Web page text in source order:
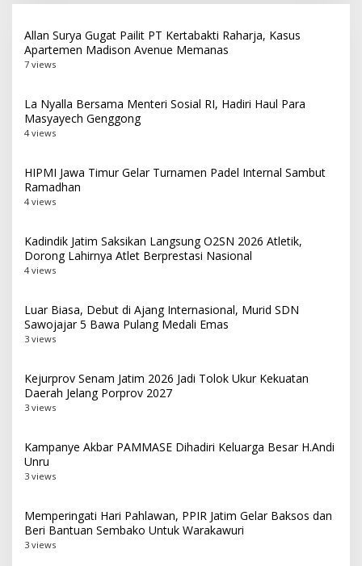
Allan Surya Gugat Pailit PT Kertabakti Raharja, Kasus
Apartemen Madison Avenue Memanas
7 views
La Nyalla Bersama Menteri Sosial RI, Hadiri Haul Para
Masyayech Genggong
4 views
HIPMI Jawa Timur Gelar Turnamen Padel Internal Sambut
Ramadhan
4 views
Kadindik Jatim Saksikan Langsung O2SN 2026 Atletik,
Dorong Lahirnya Atlet Berprestasi Nasional
4 views
Luar Biasa, Debut di Ajang Internasional, Murid SDN
Sawojajar 5 Bawa Pulang Medali Emas
3 views
Kejurprov Senam Jatim 2026 Jadi Tolok Ukur Kekuatan
Daerah Jelang Porprov 2027
3 views
Kampanye Akbar PAMMASE Dihadiri Keluarga Besar H.Andi
Unru
3 views
Memperingati Hari Pahlawan, PPIR Jatim Gelar Baksos dan
Beri Bantuan Sembako Untuk Warakawuri
3 views